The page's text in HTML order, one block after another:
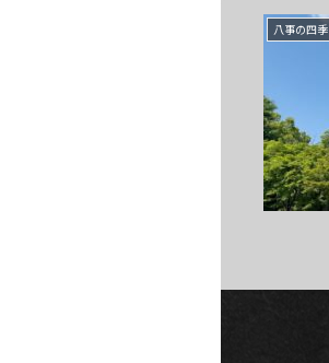
八事の四季